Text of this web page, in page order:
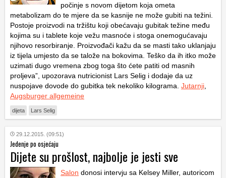
počinje s novom dijetom koja ometa
metabolizam do te mjere da se kasnije ne može gubiti na težini.
Postoje proizvodi na tržištu koji obećavaju gubitak težine među
kojima su i tablete koje vežu masnoće i stoga onemogućavaju
njihovo resorbiranje. Proizvođači kažu da se masti tako uklanjaju
iz tijela umjesto da se talože na bokovima. Teško da ih itko može
uzimati dugo vremena zbog toga što ćete patiti od masnih
proljeva”, upozorava nutricionist Lars Selig i dodaje da uz
nuspojave dovode do gubitka tek nekoliko kilograma. Jutarnji,
Augsburger allgemeine
dijeta Lars Selig
29.12.2015. (09:51)
Jedenje po osjećaju
Dijete su prošlost, najbolje je jesti sve
Salon donosi intervju sa Kelsey Miller, autoricom